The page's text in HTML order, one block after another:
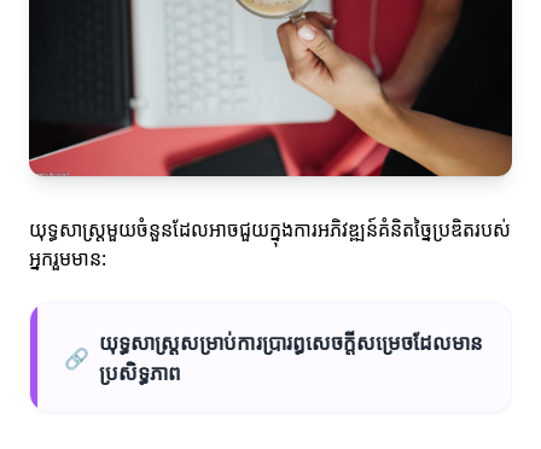
យុទ្ធសាស្ត្រ​មួយចំនួនដែលអាចជួយក្នុងការអភិវឌ្ឍន៍គំនិតច្នៃប្រឌិតរបស់
អ្នករួមមាន:
🔗
យុទ្ធសាស្ត្រសម្រាប់ការប្រារព្ធសេចក្តីសម្រេចដែលមាន
ប្រសិទ្ធភាព